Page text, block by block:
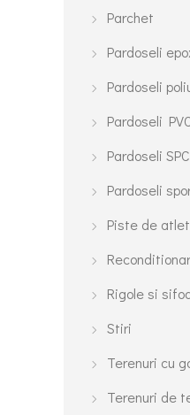
Parchet
Pardoseli
Pardoseli
Pardoseli
Pardoseli SPC
Pardoseli
Piste de
Rigole si
Stiri
Terenuri cu
Terenuri de